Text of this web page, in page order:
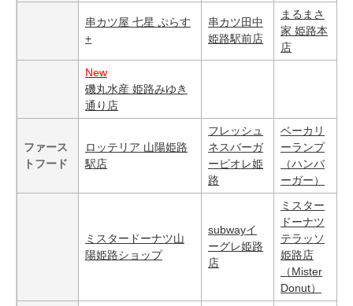
串カツ屋 七星 ぷらす
+
串カツ田中
姫路駅前店
まるまさ
家 姫路本
店
New
磯丸水産 姫路みゆき
通り店
ファース
トフード
ロッテリア 山陽姫路
駅店
フレッシュ
ネスバーガ
ーピオレ姫
路
ベーカリ
ーランプ
（ハンバ
ーガー）
ミスタードーナツ山
陽姫路ショップ
subwayイ
ーグレ姫路
店
ミスター
ドーナツ
テラッソ
姫路店
（Mister
Donut）